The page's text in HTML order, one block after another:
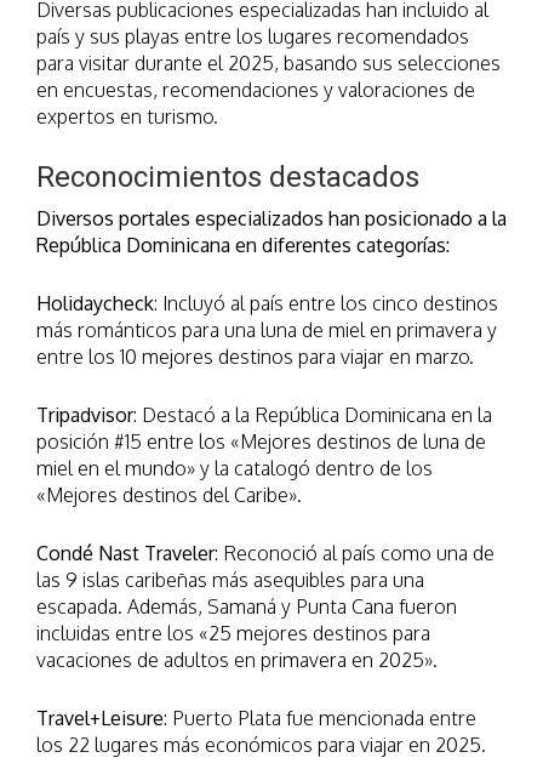
Diversas publicaciones especializadas han incluido al
país y sus playas entre los lugares recomendados
para visitar durante el 2025, basando sus selecciones
en encuestas, recomendaciones y valoraciones de
expertos en turismo.
Reconocimientos destacados
Diversos portales especializados han posicionado a la
República Dominicana en diferentes categorías:
Holidaycheck: Incluyó al país entre los cinco destinos
más románticos para una luna de miel en primavera y
entre los 10 mejores destinos para viajar en marzo.
Tripadvisor: Destacó a la República Dominicana en la
posición #15 entre los «Mejores destinos de luna de
miel en el mundo» y la catalogó dentro de los
«Mejores destinos del Caribe».
Condé Nast Traveler: Reconoció al país como una de
las 9 islas caribeñas más asequibles para una
escapada. Además, Samaná y Punta Cana fueron
incluidas entre los «25 mejores destinos para
vacaciones de adultos en primavera en 2025».
Travel+Leisure: Puerto Plata fue mencionada entre
los 22 lugares más económicos para viajar en 2025.